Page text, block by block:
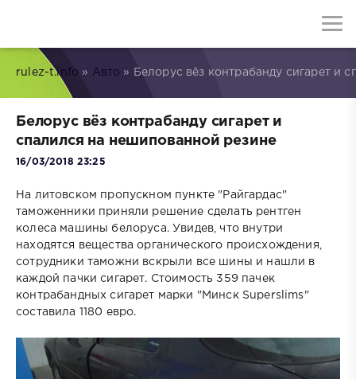
rulez-t.info » Авто » Белорус вёз контрабанду сигарет и
Белорус вёз контрабанду сигарет и
спалился на нешипованной резине
16/03/2018 23:25
На литовском пропускном пункте "Райгардас"
таможенники приняли решение сделать рентген
колеса машины белоруса. Увидев, что внутри
находятся вещества органического происхождения,
сотрудники таможни вскрыли все шины и нашли в
каждой пачки сигарет. Стоимость 359 пачек
контрабандных сигарет марки "Минск Superslims"
составила 1180 евро.